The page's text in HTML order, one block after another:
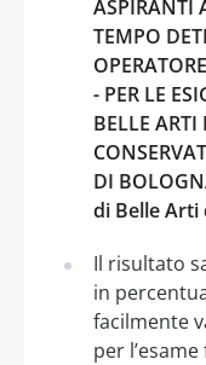
ASPIRANTI
TEMPO
- PER LE
BELLE
DI
di Belle Arti
Il risultato
in
facilmente
per